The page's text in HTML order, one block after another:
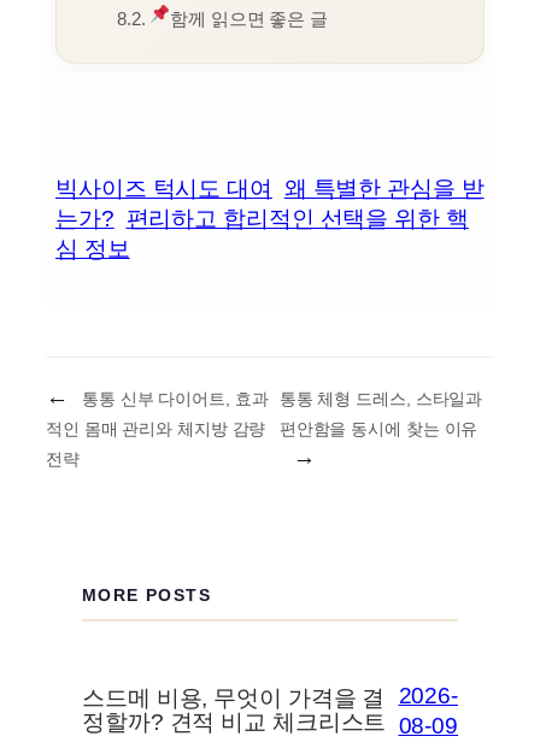
함께 읽으면 좋은 글
빅사이즈 턱시도 대여
왜 특별한 관심을 받
는가? 편리하고 합리적인 선택을 위한 핵
심 정보
←
통통 신부 다이어트, 효과
적인 몸매 관리와 체지방 감량
전략
통통 체형 드레스, 스타일과
편안함을 동시에 찾는 이유
→
MORE POSTS
스드메 비용, 무엇이 가격을 결
정할까? 견적 비교 체크리스트
2026-
08-09